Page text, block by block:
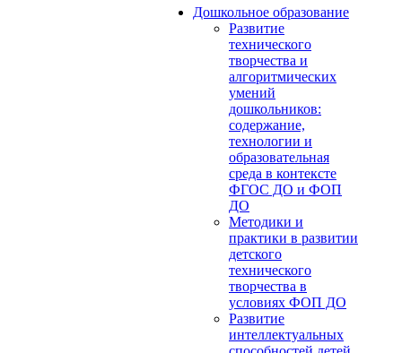
Дошкольное образование
Развитие
технического
творчества и
алгоритмических
умений
дошкольников:
содержание,
технологии и
образовательная
среда в контексте
ФГОС ДО и ФОП
ДО
Методики и
практики в развитии
детского
технического
творчества в
условиях ФОП ДО
Развитие
интеллектуальных